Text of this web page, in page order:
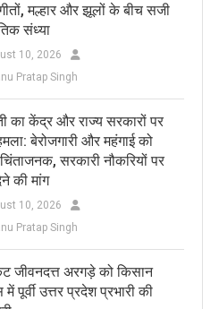
मल्हार और झूलों के बीच सजी
संध्या
10, 2026
Pratap Singh
का केंद्र और राज्य सरकारों पर
बेरोजगारी और महंगाई को
सरकारी नौकरियों पर
की मांग
10, 2026
Pratap Singh
जीवनदत्त अरगड़े को किसान
पूर्वी उत्तर प्रदेश प्रभारी की